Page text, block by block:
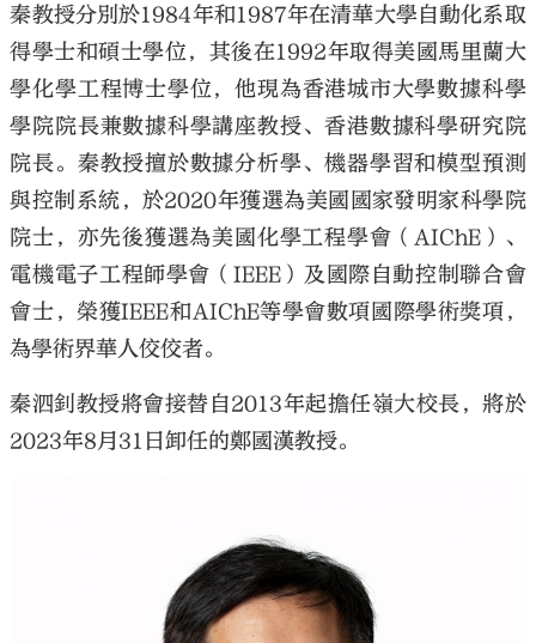
秦教授分別於1984年和1987年在清華大學自動化系取
得學士和碩士學位，其後在1992年取得美國馬里蘭大
學化學工程博士學位，他現為香港城市大學數據科學
學院院長兼數據科學講座教授、香港數據科學研究院
院長。秦教授擅於數據分析學、機器學習和模型預測
與控制系統，於2020年獲選為美國國家發明家科學院
院士，亦先後獲選為美國化學工程學會（AIChE）、
電機電子工程師學會（IEEE）及國際自動控制聯合會
會士，榮獲IEEE和AIChE等學會數項國際學術獎項，
為學術界華人佼佼者。
秦泗釗教授將會接替自2013年起擔任嶺大校長，將於
2023年8月31日卸任的鄭國漢教授。